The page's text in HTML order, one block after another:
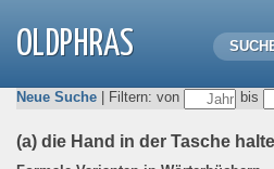
OLDPHRAS
Neue Suche | Filtern: von bis
(a) die Hand in der Tasche